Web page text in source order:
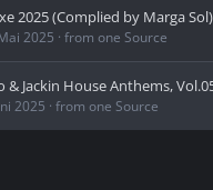
2025 (Complied by Marga
2025 from one Source
& Jackin House Anthems,
2025 from one Source